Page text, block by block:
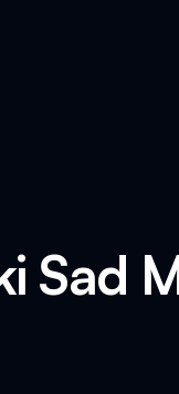
Sad